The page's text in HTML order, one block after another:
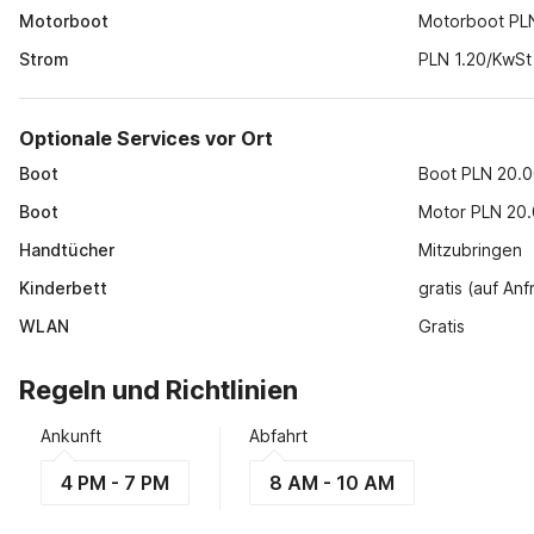
Motorboot
Motorboot
Strom
PLN 1.20/KwSt
Optionale Services vor Ort
Boot
Boot PLN
Boot
Motor PLN
Handtücher
Mitzubringen
Kinderbett
gratis (auf
WLAN
Gratis
Regeln und Richtlinien
Ankunft
4 PM - 7 PM
Abfahrt
8 AM - 10 AM